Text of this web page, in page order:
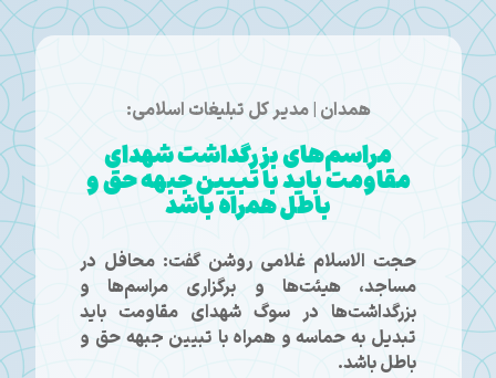
همدان | مدیر کل تبلیغات اسلامی:
مراسم‌های بزرگداشت شهدای
مقاومت باید با تبیین جبهه حق و
باطل همراه باشد
حجت الاسلام غلامی روشن گفت: محافل در
مساجد، هیئت‌ها و برگزاری مراسم‌ها و
بزرگداشت‌ها در سوگ شهدای مقاومت باید
تبدیل به حماسه و همراه با تبیین جبهه حق و
باطل باشد.